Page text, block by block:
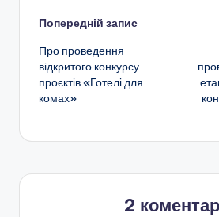
и
ч
н
о
в
c
e
b
o
k
e
a
m
A
p
Навігація
по
запису
Попередній запис
Про проведення
відкритого конкурсу
проєктів «Готелі для
комах»
2